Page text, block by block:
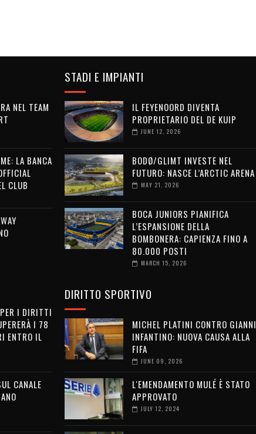
NEL TEAM
LA BANCA
CLUB
I DIRITTI
I 78
ENTRO IL
CANALE
STADI E IMPIANTI
IL FEYENOORD DIVENTA
PROPRIETARIO DEL DE KUIP
JUNE 12, 2026
BODØ/GLIMT INVESTE NEL
FUTURO: NASCE L’ARCTIC ARENA
MAY 21, 2026
BOCA JUNIORS PIANIFICA
L’ESPANSIONE DELLA
BOMBONERA: CAPIENZA FINO A
80.000 POSTI
MARCH 15, 2026
DIRITTO SPORTIVO
MICHEL PLATINI CONTRO GIANNI
INFANTINO: NUOVA CAUSA ALLA
FIFA
JUNE 09, 2026
L'EMENDAMENTO MULÉ È STATO
APPROVATO
JULY 12, 2024